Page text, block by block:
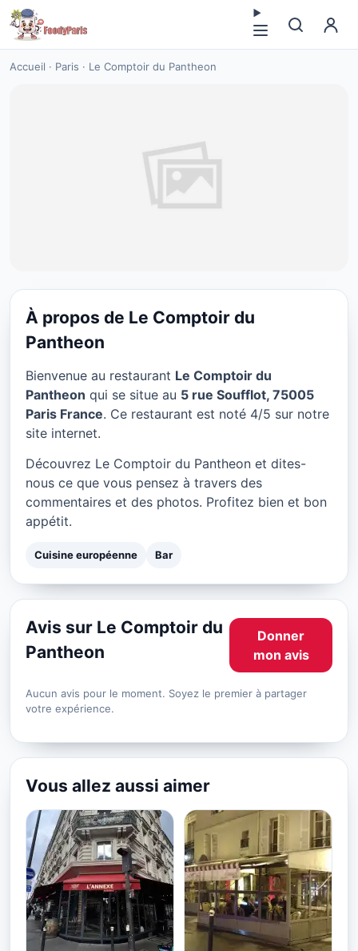
Accueil · Paris · Le Comptoir du Pantheon
CUISINE EUROPÉENNE
Paris
★ 4/5
À propos de Le Comptoir du
Pantheon
Bienvenue au restaurant Le Comptoir du
Pantheon qui se situe au 5 rue Soufflot, 75005
Paris France. Ce restaurant est noté 4/5 sur notre
site internet.
Découvrez Le Comptoir du Pantheon et dites-
nous ce que vous pensez à travers des
commentaires et des photos. Profitez bien et bon
appétit.
Cuisine européenne Bar
Avis sur Le Comptoir du
Pantheon
Donner
mon avis
Aucun avis pour le moment. Soyez le premier à partager
votre expérience.
Vous allez aussi aimer